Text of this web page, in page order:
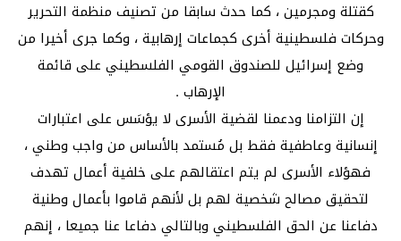
كقتلة ومجرمين ، كما حدث سابقا من تصنيف منظمة التحرير
وحركات فلسطينية أخرى كجماعات إرهابية ، وكما جرى أخيرا من
وضع إسرائيل للصندوق القومي الفلسطيني على قائمة
الإرهاب .
إن التزامنا ودعمنا لقضية الأسرى لا يؤسَس على اعتبارات
إنسانية وعاطفية فقط بل مُستمد بالأساس من واجب وطني ،
فهؤلاء الأسرى لم يتم اعتقالهم على خلفية أعمال تهدف
لتحقيق مصالح شخصية لهم بل لأنهم قاموا بأعمال وطنية
دفاعنا عن الحق الفلسطيني وبالتالي دفاعا عنا جميعا ، إنهم